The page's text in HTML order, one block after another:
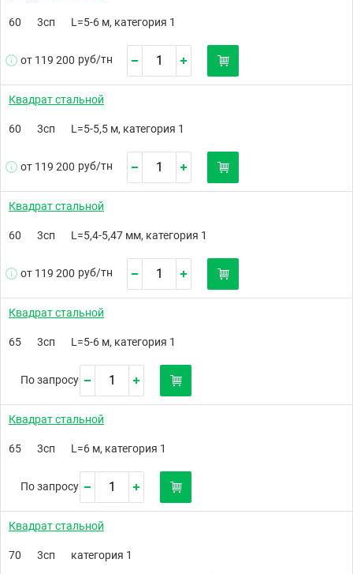
60 3сп L=5-6 м, категория 1
от 119 200 руб/тн
Квадрат стальной
60 3сп L=5-5,5 м, категория 1
от 119 200 руб/тн
Квадрат стальной
60 3сп L=5,4-5,47 мм, категория 1
от 119 200 руб/тн
Квадрат стальной
65 3сп L=5-6 м, категория 1
По запросу
Квадрат стальной
65 3сп L=6 м, категория 1
По запросу
Квадрат стальной
70 3сп категория 1